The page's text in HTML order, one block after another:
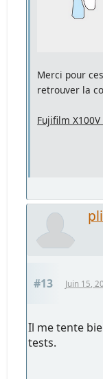
Merci pour
retrouver la
Fujifilm X100V
#13 Juin 15,
Il me tente
tests.